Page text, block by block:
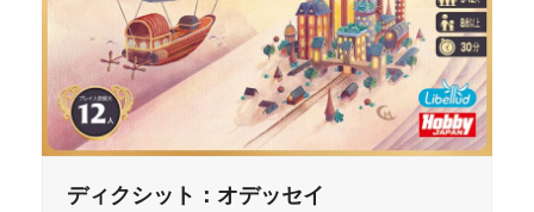
ディクシット：オデッセイ